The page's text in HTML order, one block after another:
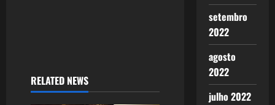
RELATED NEWS
setembro
2022
agosto
2022
julho 2022